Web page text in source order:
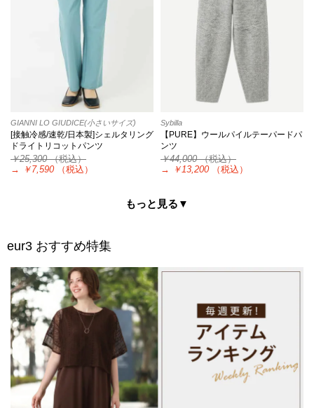
GIANNI LO GIUDICE(小さいサイズ)
[接触冷感/速乾/日本製]シェルタリング
ドライトリコットパンツ
￥25,300（税込）
→
￥7,590 （税込）
Sybilla
【PURE】ウールパイルテーパードパ
ンツ
￥44,000（税込）
→
￥13,200 （税込）
もっと見る▼
eur3 おすすめ特集